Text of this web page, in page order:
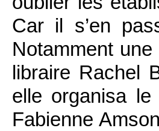
Car il s’en
Notamment
libraire Rachel
elle organisa
Fabienne